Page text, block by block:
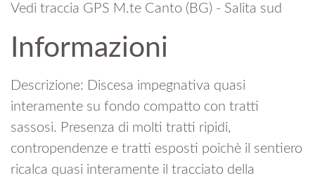
Vedi traccia GPS M.te Canto (BG) - Salita sud
Informazioni
Descrizione: Discesa impegnativa quasi
interamente su fondo compatto con tratti
sassosi. Presenza di molti tratti ripidi,
contropendenze e tratti esposti poichè il sentiero
ricalca quasi interamente il tracciato della